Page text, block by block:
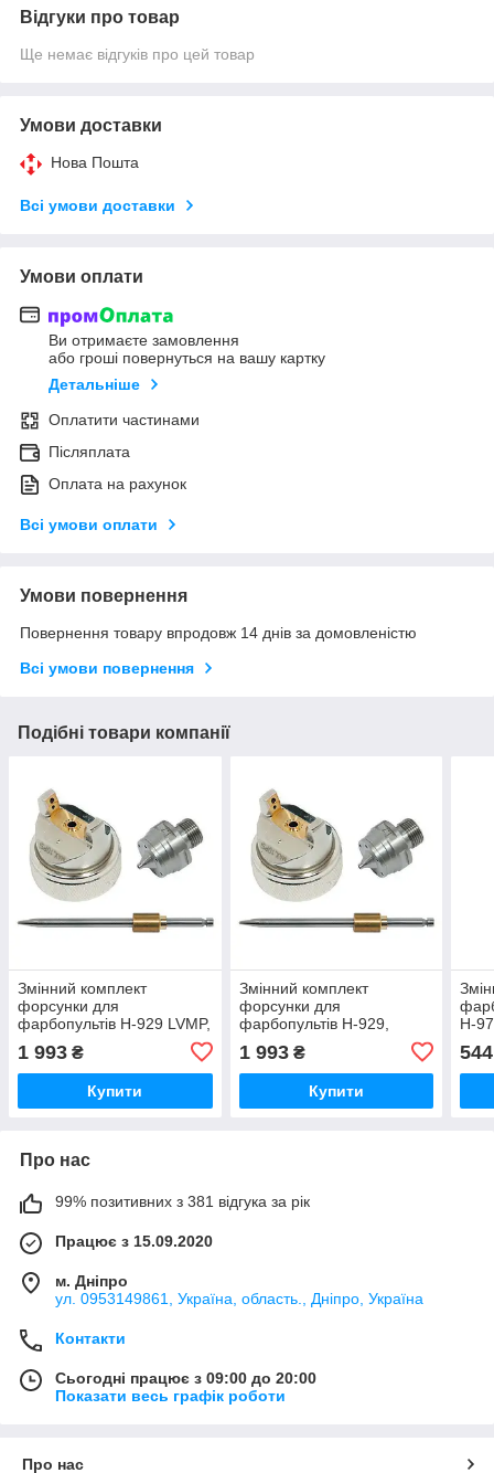
Відгуки про товар
Ще немає відгуків про цей товар
Умови доставки
Нова Пошта
Всі умови доставки
Умови оплати
Ви отримаєте замовлення
або гроші повернуться на вашу картку
Детальніше
Оплатити частинами
Післяплата
Оплата на рахунок
Всі умови оплати
Умови повернення
Повернення товару впродовж 14 днів за домовленістю
Всі умови повернення
Подібні товари компанії
Змінний комплект
форсунки для
фарбопультів H-929 LVMP,
NS-H-929-1.3LM
1 993 ₴
Купити
Змінний комплект
форсунки для
фарбопультів H-929,
NS-H-929-1.4
1 993₴
Купити
H-
544
Про нас
99% позитивних з 381 відгука за рік
Працює з 15.09.2020
м. Дніпро
ул. 0953149861, Україна, область., Дніпро, Україна
Контакти
Сьогодні працює з 09:00 до 20:00
Показати весь графік роботи
Про нас